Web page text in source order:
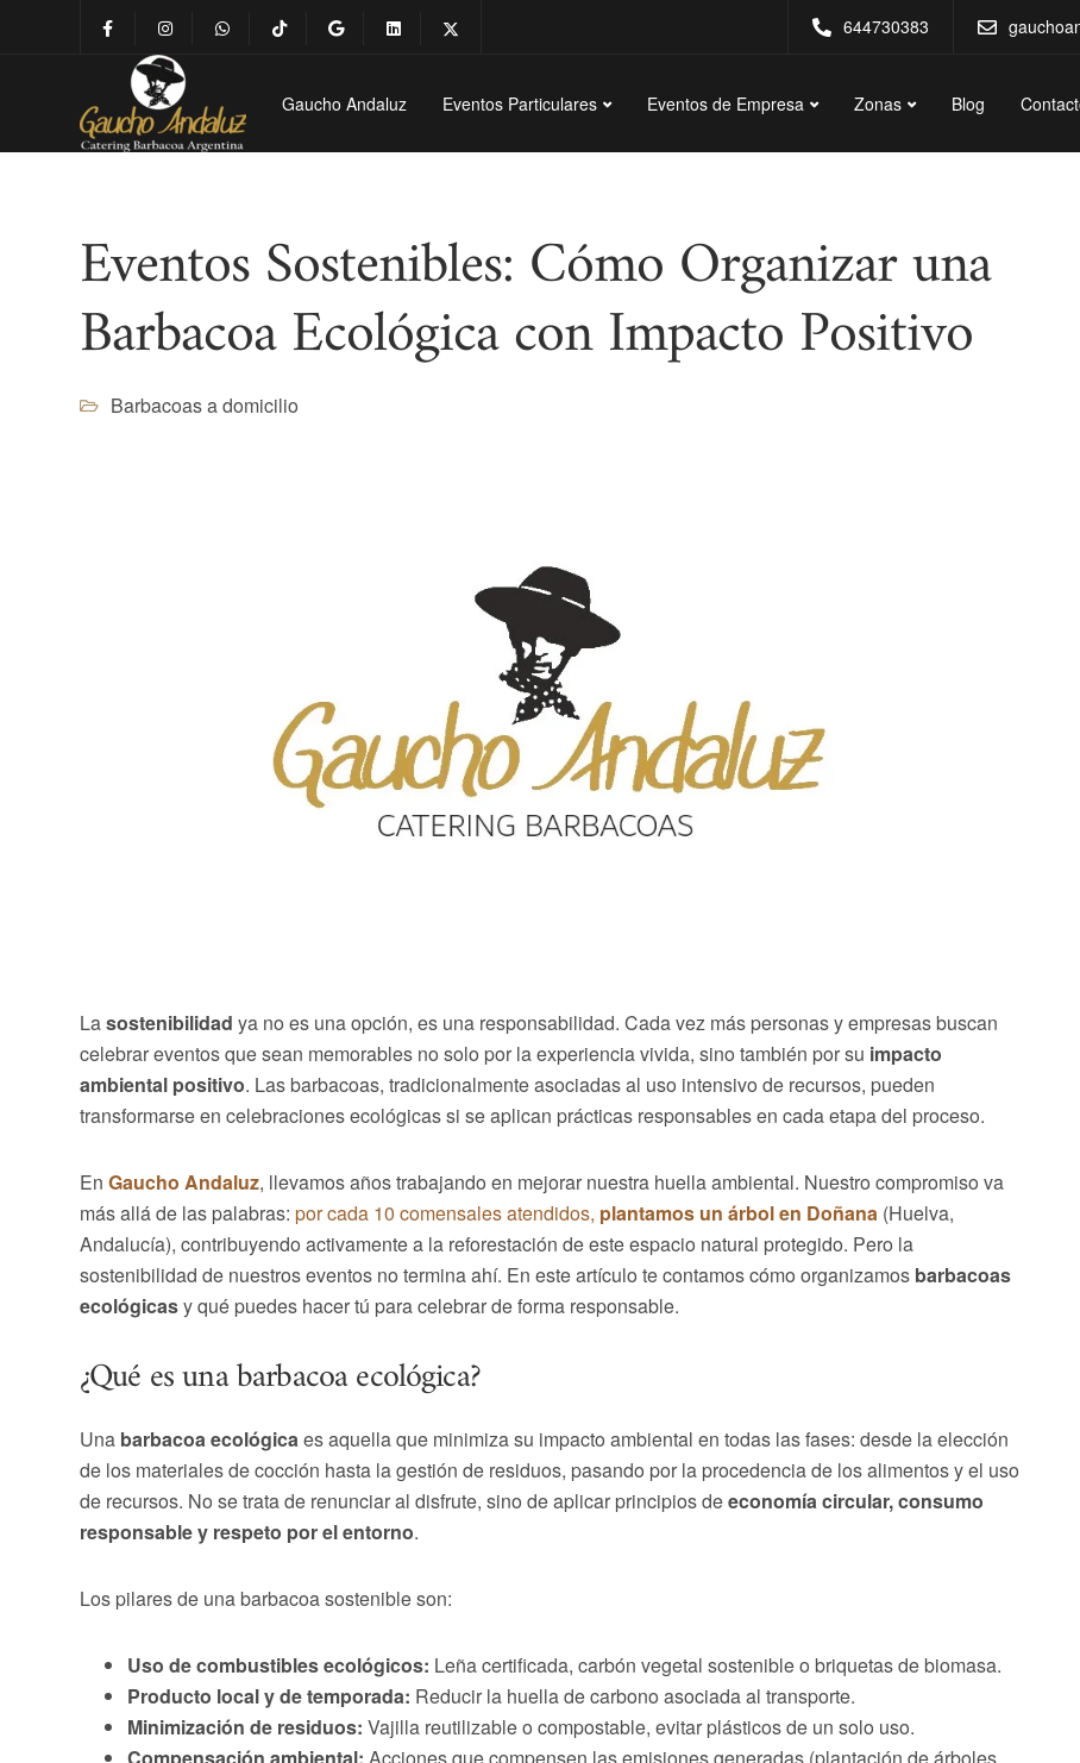
644730383
Gaucho Andaluz Eventos Particulares Eventos de Empresa Zonas Blog
Eventos Sostenibles: Cómo Organizar una
Barbacoa Ecológica con Impacto Positivo
Barbacoas a domicilio
Lasostenibilidad ya no es una opción, es una responsabilidad. Cada vez más personas y empresas buscan
celebrar eventos que sean memorables no solo por la experiencia vivida, sino también por su impacto
ambiental positivo. Las barbacoas, tradicionalmente asociadas al uso intensivo de recursos, pueden
transformarse en celebraciones ecológicas si se aplican prácticas responsables en cada etapa del proceso.
En Gaucho Andaluz, llevamos años trabajando en mejorar nuestra huella ambiental. Nuestro compromiso va
más allá de las palabras: por cada 10 comensales atendidos, plantamos un árbol en Doñana (Huelva,
Andalucía), contribuyendo activamente a la reforestación de este espacio natural protegido. Pero la
sostenibilidad de nuestros eventos no termina ahí. En este artículo te contamos cómo organizamos barbacoas
ecológicasy qué puedes hacer tú para celebrar de forma responsable.
¿Qué es una barbacoa ecológica?
Una barbacoa ecológicaes aquella que minimiza su impacto ambiental en todas las fases: desde la elección
de los materiales de cocción hasta la gestión de residuos, pasando por la procedencia de los alimentos y el uso
de recursos. No se trata de renunciar al disfrute, sino de aplicar principios deeconomía circular, consumo
responsable y respeto por el entorno.
Los pilares de una barbacoa sostenible son:
Uso de combustibles ecológicos: Leña certificada, carbón vegetal sostenible o briquetas de biomasa.
Producto local y de temporada: Reducir la huella de carbono asociada al transporte.
Minimización de residuos: Vajilla reutilizable o compostable, evitar plásticos de un solo uso.
Compensación ambiental: Acciones que compensen las emisiones generadas (plantación de árboles,